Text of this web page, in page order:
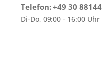
Telefon: +49 30
Di-Do, 09:00 - 16:00 Uhr